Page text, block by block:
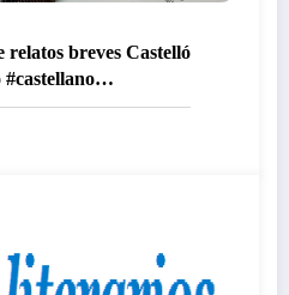
breves Castelló
#castellano